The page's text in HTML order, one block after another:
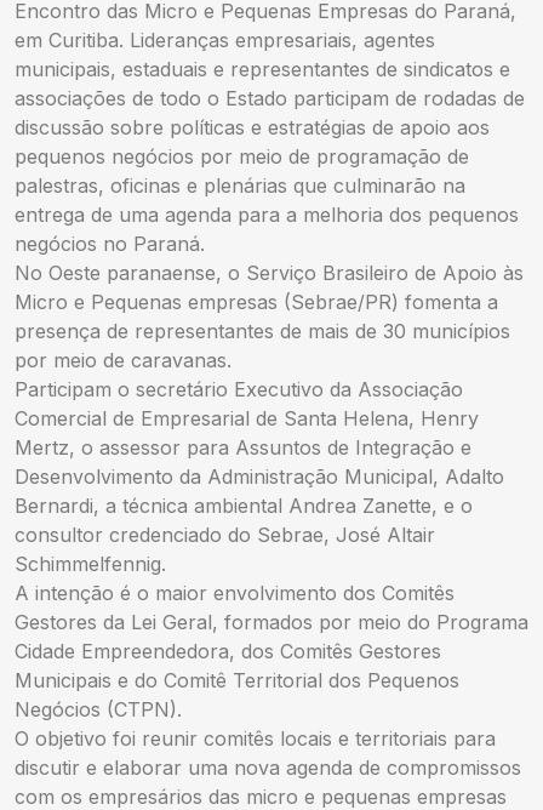
Encontro das Micro e Pequenas Empresas do Paraná,
em Curitiba. Lideranças empresariais, agentes
municipais, estaduais e representantes de sindicatos e
associações de todo o Estado participam de rodadas de
discussão sobre políticas e estratégias de apoio aos
pequenos negócios por meio de programação de
palestras, oficinas e plenárias que culminarão na
entrega de uma agenda para a melhoria dos pequenos
negócios no Paraná.
No Oeste paranaense, o Serviço Brasileiro de Apoio às
Micro e Pequenas empresas (Sebrae/PR) fomenta a
presença de representantes de mais de 30 municípios
por meio de caravanas.
Participam o secretário Executivo da Associação
Comercial de Empresarial de Santa Helena, Henry
Mertz, o assessor para Assuntos de Integração e
Desenvolvimento da Administração Municipal, Adalto
Bernardi, a técnica ambiental Andrea Zanette, e o
consultor credenciado do Sebrae, José Altair
Schimmelfennig.
A intenção é o maior envolvimento dos Comitês
Gestores da Lei Geral, formados por meio do Programa
Cidade Empreendedora, dos Comitês Gestores
Municipais e do Comitê Territorial dos Pequenos
Negócios (CTPN).
O objetivo foi reunir comitês locais e territoriais para
discutir e elaborar uma nova agenda de compromissos
com os empresários das micro e pequenas empresas